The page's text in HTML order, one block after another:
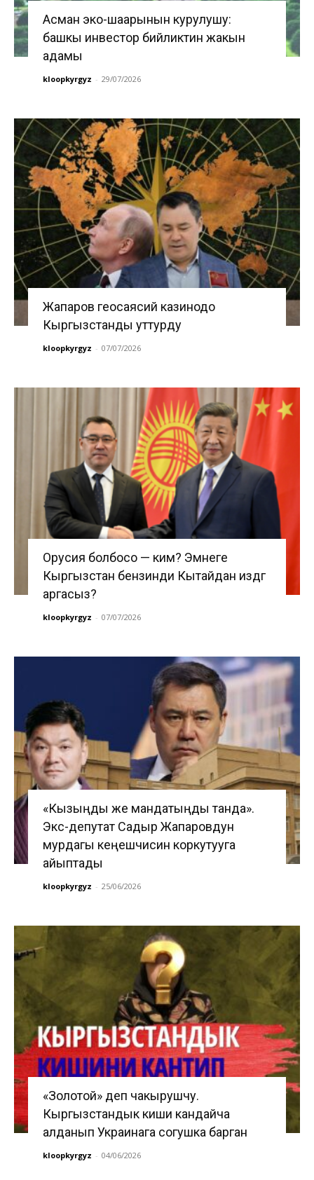
Асман эко-шаарынын курулушу:
башкы инвестор бийликтин жакын
адамы
kloopkyrgyz - 29/07/2026
Жапаров геосаясий казинодо
Кыргызстанды уттурду
kloopkyrgyz - 07/07/2026
Орусия болбосо — ким? Эмнеге
Кыргызстан бензинди Кытайдан издөөгө
аргасыз?
kloopkyrgyz - 07/07/2026
«Кызыңды же мандатыңды танда».
Экс-депутат Садыр Жапаровдун
мурдагы кеңешчисин коркутууга
айыптады
kloopkyrgyz - 25/06/2026
«Золотой» деп чакырушчу.
Кыргызстандык киши кандайча
алданып Украинага согушка барган
kloopkyrgyz - 04/06/2026